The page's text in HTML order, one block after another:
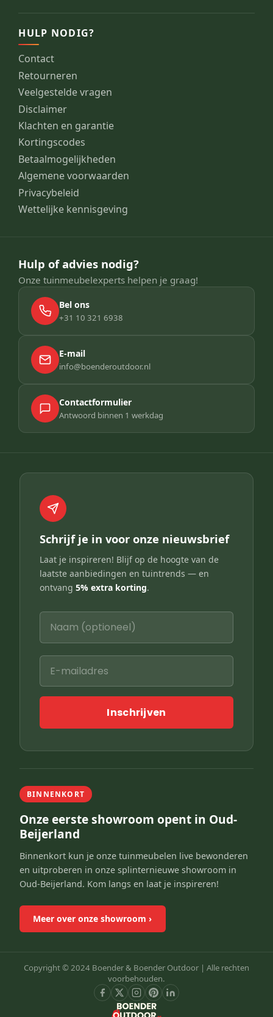
HULP NODIG?
Contact
Retourneren
Veelgestelde vragen
Disclaimer
Klachten en garantie
Kortingscodes
Betaalmogelijkheden
Algemene voorwaarden
Privacybeleid
Wettelijke kennisgeving
Hulp of advies nodig?
Onze tuinmeubelexperts helpen je graag!
Bel ons
+31 10 321 6938
E-mail
info@boenderoutdoor.nl
Contactformulier
Antwoord binnen 1 werkdag
Schrijf je in voor onze nieuwsbrief
Laat je inspireren! Blijf op de hoogte van de
laatste aanbiedingen en tuintrends — en
ontvang 5% extra korting.
Inschrijven
BINNENKORT
Onze eerste showroom opent in Oud-
Beijerland
Binnenkort kun je onze tuinmeubelen live bewonderen
en uitproberen in onze splinternieuwe showroom in
Oud-Beijerland. Kom langs en laat je inspireren!
Meer over onze showroom ›
Copyright © 2024 Boender & Boender Outdoor | Alle rechten
voorbehouden.